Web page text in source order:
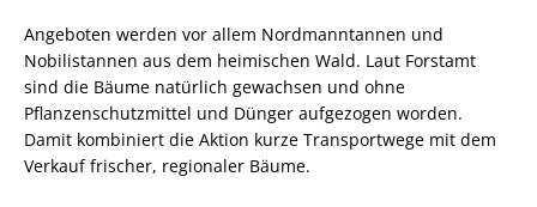
Angeboten werden vor allem Nordmanntannen und
Nobilistannen aus dem heimischen Wald. Laut Forstamt
sind die Bäume natürlich gewachsen und ohne
Pflanzenschutzmittel und Dünger aufgezogen worden.
Damit kombiniert die Aktion kurze Transportwege mit dem
Verkauf frischer, regionaler Bäume.